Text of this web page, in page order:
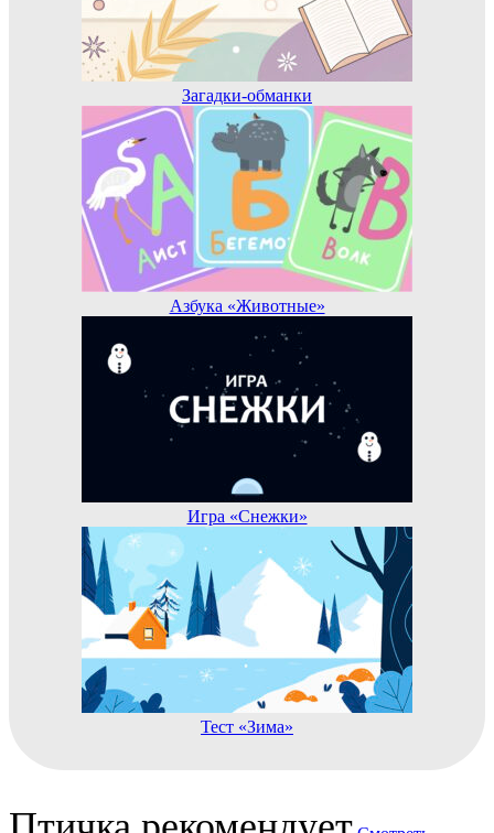
Загадки-обманки
Азбука «Животные»
Игра «Снежки»
Тест «Зима»